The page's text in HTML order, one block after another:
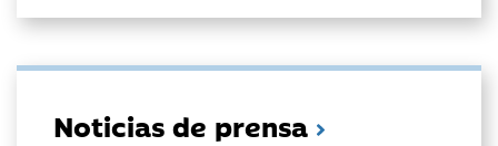
Noticias de prensa